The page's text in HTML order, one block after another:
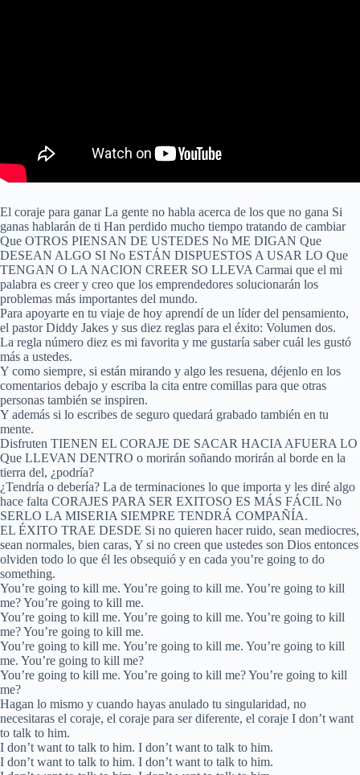
El coraje para ganar La gente no habla acerca de los que no gana Si
ganas hablarán de ti Han perdido mucho tiempo tratando de cambiar
Que OTROS PIENSAN DE USTEDES No ME DIGAN Que
DESEAN ALGO SI No ESTÁN DISPUESTOS A USAR LO Que
TENGAN O LA NACION CREER SO LLEVA Carmai que el mi
palabra es creer y creo que los emprendedores solucionarán los
problemas más importantes del mundo.
Para apoyarte en tu viaje de hoy aprendí de un líder del pensamiento,
el pastor Diddy Jakes y sus diez reglas para el éxito: Volumen dos.
La regla número diez es mi favorita y me gustaría saber cuál les gustó
más a ustedes.
Y como siempre, si están mirando y algo les resuena, déjenlo en los
comentarios debajo y escriba la cita entre comillas para que otras
personas también se inspiren.
Y además si lo escribes de seguro quedará grabado también en tu
mente.
Disfruten TIENEN EL CORAJE DE SACAR HACIA AFUERA LO
Que LLEVAN DENTRO o morirán soñando morirán al borde en la
tierra del, ¿podría?
¿Tendría o debería? La de terminaciones lo que importa y les diré algo
hace falta CORAJES PARA SER EXITOSO ES MÁS FÁCIL No
SERLO LA MISERIA SIEMPRE TENDRÁ COMPAÑÍA.
EL ÉXITO TRAE DESDE Si no quieren hacer ruido, sean mediocres,
sean normales, bien caras, Y si no creen que ustedes son Dios entonces
olviden todo lo que él les obsequió y en cada you’re going to do
something.
You’re going to kill me. You’re going to kill me. You’re going to kill
me? You’re going to kill me.
You’re going to kill me. You’re going to kill me. You’re going to kill
me? You’re going to kill me.
You’re going to kill me. You’re going to kill me. You’re going to kill
me. You’re going to kill me?
You’re going to kill me. You’re going to kill me? You’re going to kill
me?
Hagan lo mismo y cuando hayas anulado tu singularidad, no
necesitaras el coraje, el coraje para ser diferente, el coraje I don’t want
to talk to him.
I don’t want to talk to him. I don’t want to talk to him.
I don’t want to talk to him. I don’t want to talk to him.